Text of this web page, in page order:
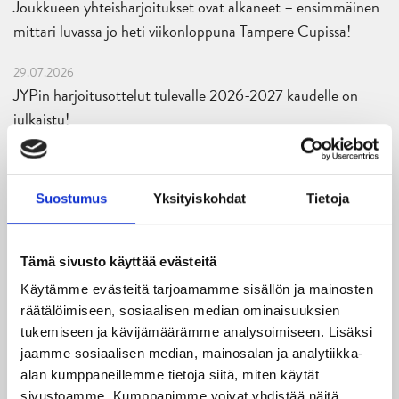
Suostumus Yksityiskohdat Tietoja
Tämä sivusto käyttää evästeitä
Käytämme evästeitä tarjoamamme sisällön ja mainosten
räätälöimiseen, sosiaalisen median ominaisuuksien
tukemiseen ja kävijämäärämme analysoimiseen. Lisäksi
jaamme sosiaalisen median, mainosalan ja analytiikka-
alan kumppaneillemme tietoja siitä, miten käytät
Joukkueen yhteisharjoitukset ovat alkaneet – ensimmäinen
mittari luvassa jo heti viikonloppuna Tampere Cupissa!
29.07.2026
JYPin harjoitusottelut tulevalle 2026-2027 kaudelle on
julkaistu!
27.07.2026
25.06.2026
02.06.2026
Liiga-kauden 2026-2027 otteluohjelma on julkaistu!
27.05.2026
Reece Newkirk vahvistamaan JYP-hyökkäystä!